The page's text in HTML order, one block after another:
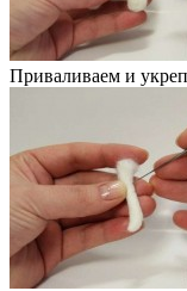
Приваливаем и